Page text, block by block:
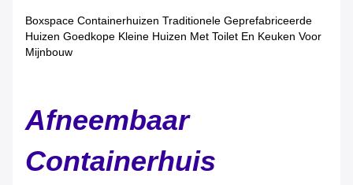
Boxspace Containerhuizen Traditionele Geprefabriceerde
Huizen Goedkope Kleine Huizen Met Toilet En Keuken Voor
Mijnbouw
Afneembaar
Containerhuis